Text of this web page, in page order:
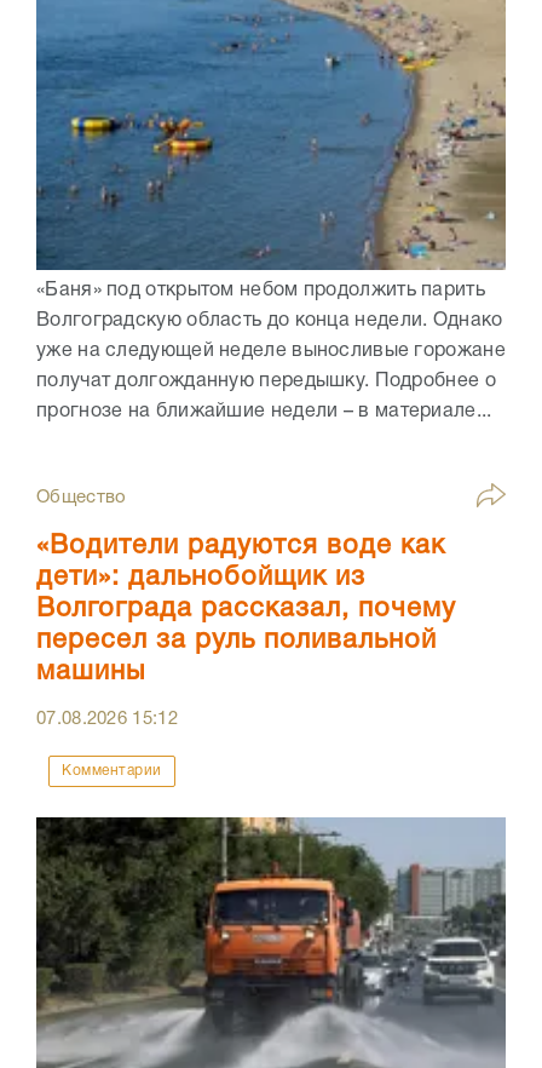
«Баня» под открытом небом продолжить парить
Волгоградскую область до конца недели. Однако
уже на следующей неделе выносливые горожане
получат долгожданную передышку. Подробнее о
прогнозе на ближайшие недели – в материале...
Общество
«Водители радуются воде как
дети»: дальнобойщик из
Волгограда рассказал, почему
пересел за руль поливальной
машины
07.08.2026 15:12
Комментарии